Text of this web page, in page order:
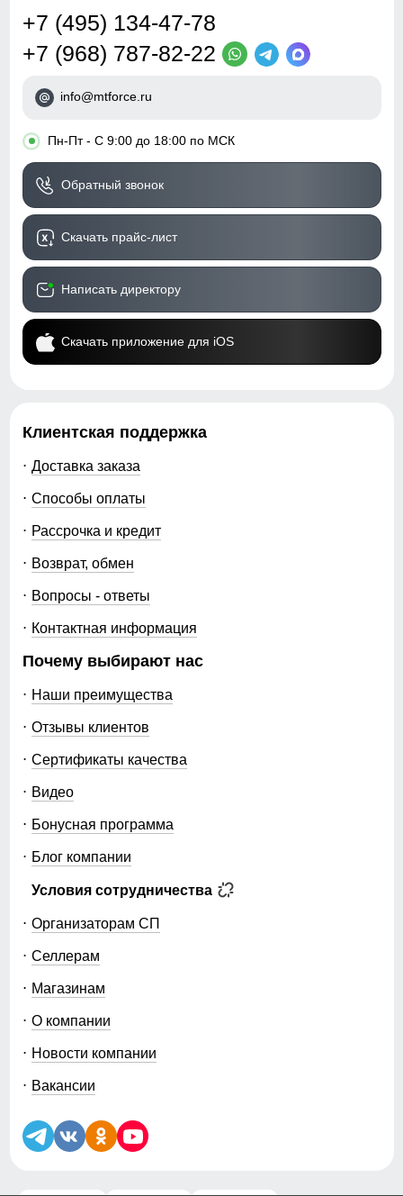
+7 (495) 134-47-78
+7 (968) 787-82-22
info@mtforce.ru
• Пн-Пт - С 9:00 до 18:00 по МСК
Обратный звонок
Скачать прайс-лист
Написать директору
Скачать приложение для iOS
Клиентская поддержка
Доставка заказа
Способы оплаты
Рассрочка и кредит
Возврат, обмен
Вопросы - ответы
Контактная информация
Почему выбирают нас
Наши преимущества
Отзывы клиентов
Сертификаты качества
Видео
Бонусная программа
Блог компании
Условия сотрудничества
Организаторам СП
Селлерам
Магазинам
О компании
Новости компании
Вакансии